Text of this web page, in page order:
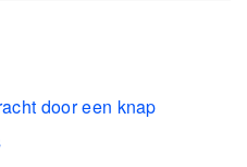
door een knap